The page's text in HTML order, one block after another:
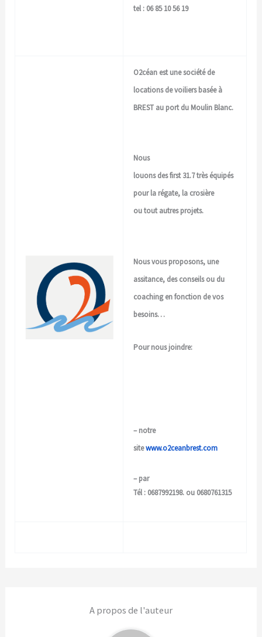
tel : 06 85 10 56 19
O2céan est une société de
locations de voiliers basée à
BREST au port du Moulin Blanc.
Nous
louons desfirst31.7 très équipés
pour la régate, la crosière
ou tout autres projets.
Nous vous proposons, une
assitance, des conseils ou du
coaching en fonction de vos
besoins…
Pour nous joindre:
– notre
sitewww.o2ceanbrest.com
– par
Tél : 0687992198. ou 0680761315
A propos de l'auteur